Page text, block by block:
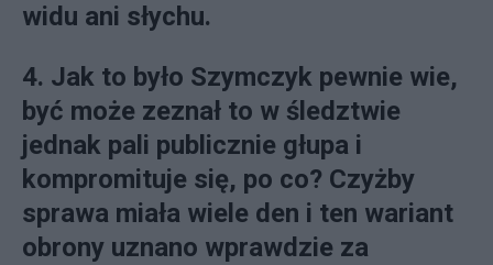
widu ani słychu.
4. Jak to było Szymczyk pewnie wie,
być może zeznał to w śledztwie
jednak pali publicznie głupa i
kompromituje się, po co? Czyżby
sprawa miała wiele den i ten wariant
obrony uznano wprawdzie za